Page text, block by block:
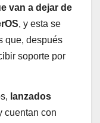
van a dejar de
, y esta se
que, después
soporte por
lanzados
cuentan con